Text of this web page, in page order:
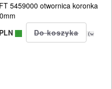
5459000 otwornica koronka
(w